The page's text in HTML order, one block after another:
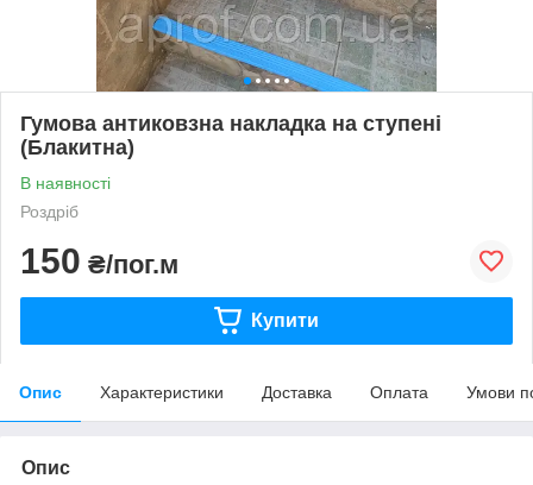
Гумова антиковзна накладка на ступені
(Блакитна)
В наявності
Роздріб
150 ₴/пог.м
Купити
Опис Характеристики Доставка Оплата Умови
Опис